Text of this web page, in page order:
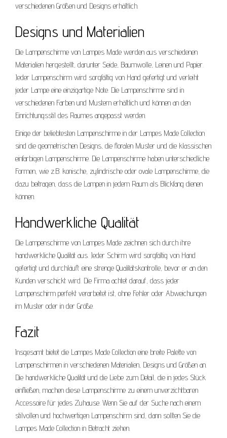
verschiedenen Größen und Designs erhältlich.
Designs und Materialien
Die Lampenschirme von Lampes Made werden aus verschiedenen
Materialien hergestellt, darunter Seide, Baumwolle, Leinen und Papier.
Jeder Lampenschirm wird sorgfältig von Hand gefertigt und verleiht
jeder Lampe eine einzigartige Note. Die Lampenschirme sind in
verschiedenen Farben und Mustern erhältlich und können an den
Einrichtungsstil des Raumes angepasst werden.
Einige der beliebtesten Lampenschirme in der Lampes Made Collection
sind die geometrischen Designs, die floralen Muster und die klassischen
einfarbigen Lampenschirme. Die Lampenschirme haben unterschiedliche
Formen, wie z.B. konische, zylindrische oder ovale Lampenschirme, die
dazu beitragen, dass die Lampen in jedem Raum als Blickfang dienen
können.
Handwerkliche Qualität
Die Lampenschirme von Lampes Made zeichnen sich durch ihre
handwerkliche Qualität aus. Jeder Schirm wird sorgfältig von Hand
gefertigt und durchläuft eine strenge Qualitätskontrolle, bevor er an den
Kunden verschickt wird. Die Firma achtet darauf, dass jeder
Lampenschirm perfekt verarbeitet ist, ohne Fehler oder Abweichungen
im Muster oder in der Größe.
Fazit
Insgesamt bietet die Lampes Made Collection eine breite Palette von
Lampenschirmen in verschiedenen Materialien, Designs und Größen an.
Die handwerkliche Qualität und die Liebe zum Detail, die in jedes Stück
einfließen, machen diese Lampenschirme zu einem unverzichtbaren
Accessoire für jedes Zuhause. Wenn Sie auf der Suche nach einem
stilvollen und hochwertigen Lampenschirm sind, dann sollten Sie die
Lampes Made Collection in Betracht ziehen.